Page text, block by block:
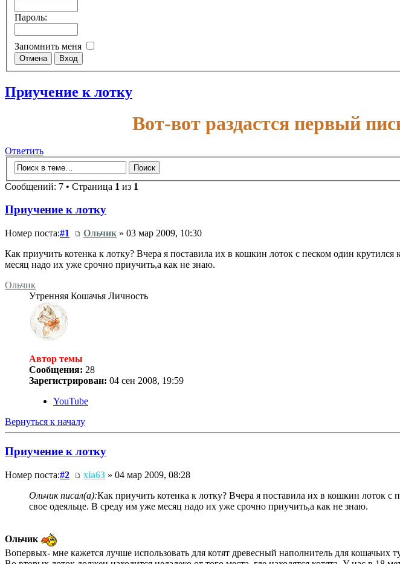
Пароль:
Запомнить меня
Приучение к лотку
Вот-вот раздастся первый
Ответить
Сообщений: 7 • Страница 1 из 1
Приучение к лотку
Номер поста:#1 Ольчик » 03 мар 2009, 10:30
Как приучить котенка к лотку? Вчера я поставила их в кошкин лоток с песком один
месяц надо их уже срочно приучить,а как не знаю.
Ольчик
Утренняя Кошачья Личность
Автор темы
Сообщения: 28
Зарегистрирован: 04 сен 2008, 19:59
YouTube
Вернуться к началу
Приучение к лотку
Номер поста:#2 xia63 » 04 мар 2009, 08:28
Ольчик писал(а):Как приучить котенка к лотку? Вчера я поставила их в кошкин лоток
свое одеяльце. В среду им уже месяц надо их уже срочно приучить,а как не знаю.
Ольчик
Вопервых- мне кажется лучше использовать для котят древесный наполнитель для кошачьих